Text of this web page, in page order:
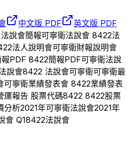
中文版 PDF
英文版 PDF
法說會簡報可寧衛法說會 8422法
法人說明會可寧衛財報說明會
PDF 8422簡報PDF可寧衛法說
說會8422 法說會可寧衛可寧衛最
可寧衛業績發表會 8422業績發表
運報告 股票代碼8422 8422股票
分析2021年可寧衛法說會2021年
會 Q18422法說會